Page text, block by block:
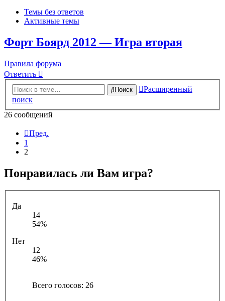
Темы без ответов
Активные темы
Форт Боярд 2012 — Игра вторая
Правила форума
Ответить
Поиск
Расширенный
поиск
26 сообщений
Пред.
1
2
Понравилась ли Вам игра?
Да
14
54%
Нет
12
46%
Всего голосов: 26